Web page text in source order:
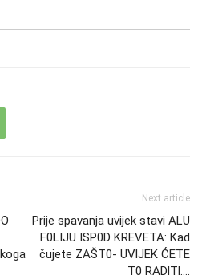
Next article
Prije spavanja uvijek stavi ALU
F0LIJU ISP0D KREVETA: Kad
čujete ZAŠT0- UVlJEK ĆETE
T0 RADlTl….